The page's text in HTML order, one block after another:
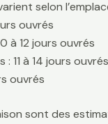
selon
ouvrés
à 12 jours ouvrés
11 à 14 jours ouvrés
ouvrés
sont des